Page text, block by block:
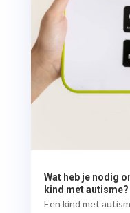
Wat heb je nodig
kind met
Een kind met